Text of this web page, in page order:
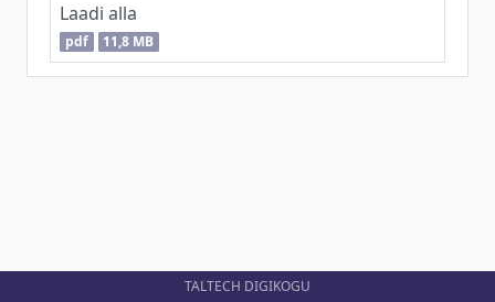
Laadi alla
pdf 11,8 MB
TALTECH DIGIKOGU